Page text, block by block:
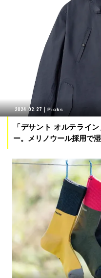
2024.02.27 Picks
「デサント オルテライ
ー。メリノウール採用で